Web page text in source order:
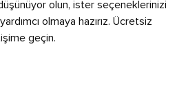
olun, ister seçeneklerinizi
olmaya hazırız. Ücretsiz
geçin.